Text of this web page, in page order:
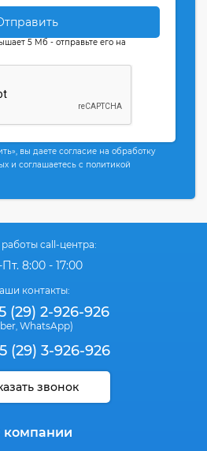
5 Мб - отправьте его на
вы даете согласие на обработку
и соглашаетесь с политикой
call-центра:
8:00 - 17:00
контакты:
(29) 2-926-926
WhatsApp)
(29) 3-926-926
звонок
компании